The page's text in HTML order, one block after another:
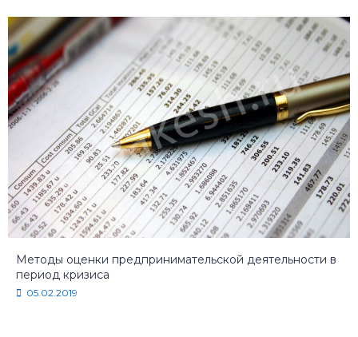
Методы оценки предпринимательской деятельности в
период кризиса
05.02.2019